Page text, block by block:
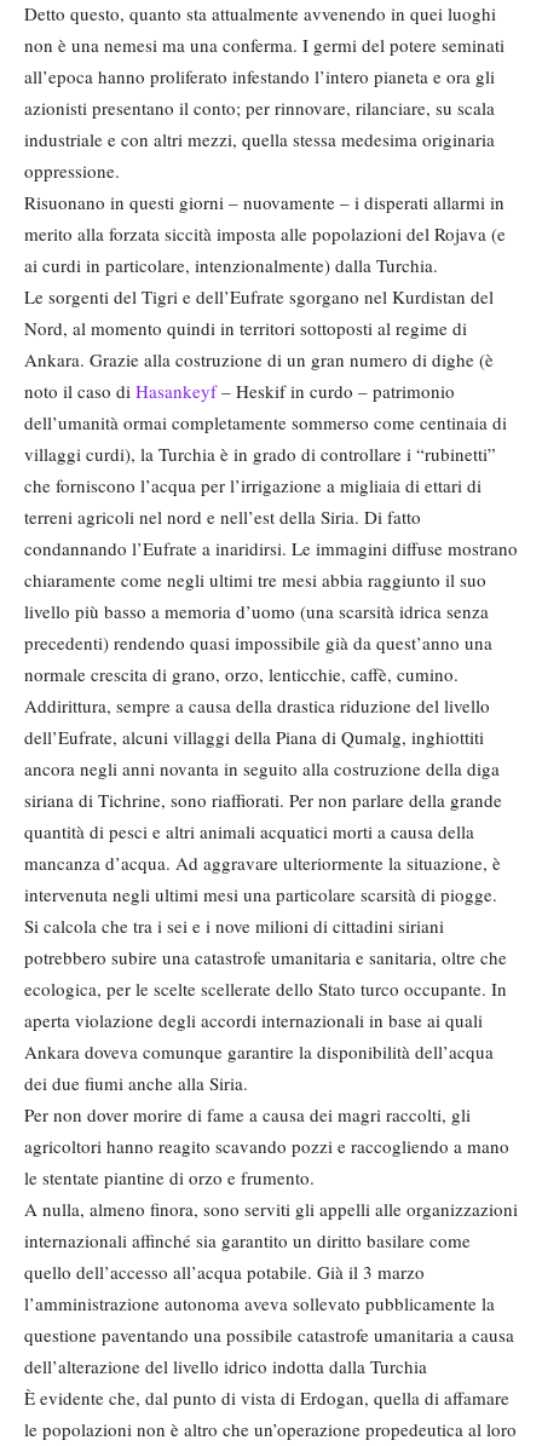
Detto questo, quanto sta attualmente avvenendo in quei luoghi
non è una nemesi ma una conferma. I germi del potere seminati
all’epoca hanno proliferato infestando l’intero pianeta e ora gli
azionisti presentano il conto; per rinnovare, rilanciare, su scala
industriale e con altri mezzi, quella stessa medesima originaria
oppressione.
Risuonano in questi giorni – nuovamente – i disperati allarmi in
merito alla forzata siccità imposta alle popolazioni del Rojava (e
ai curdi in particolare, intenzionalmente) dalla Turchia.
Le sorgenti del Tigri e dell’Eufrate sgorgano nel Kurdistan del
Nord, al momento quindi in territori sottoposti al regime di
Ankara. Grazie alla costruzione di un gran numero di dighe (è
noto il caso di Hasankeyf– Heskif in curdo – patrimonio
dell’umanità ormai completamente sommerso come centinaia di
villaggi curdi), la Turchia è in grado di controllare i “rubinetti”
che forniscono l’acqua per l’irrigazione a migliaia di ettari di
terreni agricoli nel nord e nell’est della Siria. Di fatto
condannando l’Eufrate a inaridirsi. Le immagini diffuse mostrano
chiaramente come negli ultimi tre mesi abbia raggiunto il suo
livello più basso a memoria d’uomo (una scarsità idrica senza
precedenti) rendendo quasi impossibile già da quest’anno una
normale crescita di grano, orzo, lenticchie, caffè, cumino.
Addirittura, sempre a causa della drastica riduzione del livello
dell’Eufrate, alcuni villaggi della Piana di Qumalg, inghiottiti
ancora negli anni novanta in seguito alla costruzione della diga
siriana di Tichrine, sono riaffiorati. Per non parlare della grande
quantità di pesci e altri animali acquatici morti a causa della
mancanza d’acqua. Ad aggravare ulteriormente la situazione, è
intervenuta negli ultimi mesi una particolare scarsità di piogge.
Si calcola che tra i sei e i nove milioni di cittadini siriani
potrebbero subire una catastrofe umanitaria e sanitaria, oltre che
ecologica, per le scelte scellerate dello Stato turco occupante. In
aperta violazione degli accordi internazionali in base ai quali
Ankara doveva comunque garantire la disponibilità dell’acqua
dei due fiumi anche alla Siria.
Per non dover morire di fame a causa dei magri raccolti, gli
agricoltori hanno reagito scavando pozzi e raccogliendo a mano
le stentate piantine di orzo e frumento.
A nulla, almeno finora, sono serviti gli appelli alle organizzazioni
internazionali affinché sia garantito un diritto basilare come
quello dell’accesso all’acqua potabile. Già il 3 marzo
l’amministrazione autonoma aveva sollevato pubblicamente la
questione paventando una possibile catastrofe umanitaria a causa
dell’alterazione del livello idrico indotta dalla Turchia
È evidente che, dal punto di vista di Erdogan, quella di affamare
le popolazioni non è altro che un’operazione propedeutica al loro